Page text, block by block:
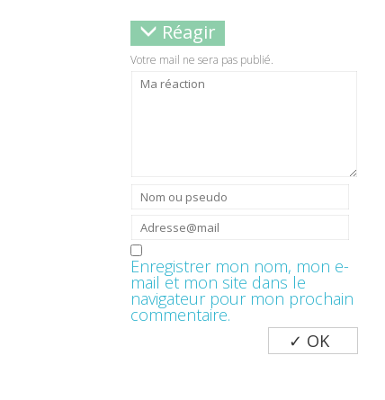
Réagir
Votre mail ne sera pas publié.
Enregistrer mon nom, mon e-
mail et mon site dans le
navigateur pour mon prochain
commentaire.